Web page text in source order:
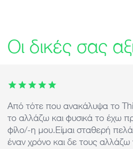
Οι δικές σας
This carousel contains 7 images.
Από τότε που ανακάλυψα το
το αλλάζω και φυσικά το έχω
φίλο/-η μου.Είμαι σταθερή
έναν χρόνο και δε τους αλλάζω